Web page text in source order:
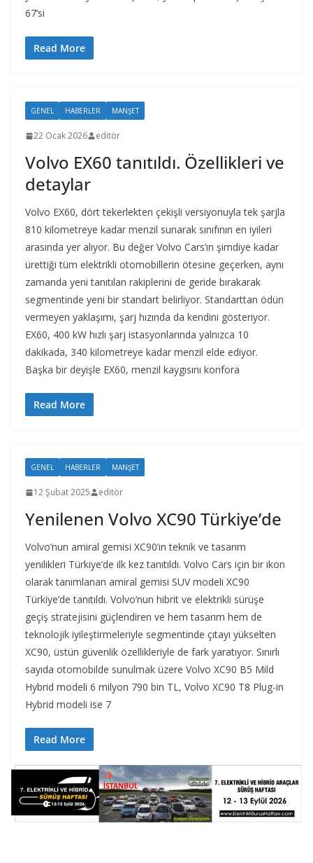
67’si
Read More
GENEL HABERLER MANŞET
22 Ocak 2026 editör
Volvo EX60 tanıtıldı. Özellikleri ve
detaylar
Volvo EX60, dört tekerlekten çekişli versiyonuyla tek şarjla
810 kilometreye kadar menzil sunarak sınıfının en iyileri
arasında yer alıyor. Bu değer Volvo Cars’ın şimdiye kadar
ürettiği tüm elektrikli otomobillerin ötesine geçerken, aynı
zamanda yeni tanıtılan rakiplerini de geride bırakarak
segmentinde yeni bir standart belirliyor. Standarttan ödün
vermeyen yaklaşımı, şarj hızında da kendini gösteriyor.
EX60, 400 kW hızlı şarj istasyonlarında yalnızca 10
dakikada, 340 kilometreye kadar menzil elde ediyor.
Başka bir deyişle EX60, menzil kaygısını konfora
Read More
GENEL HABERLER MANŞET
12 Şubat 2025 editör
Yenilenen Volvo XC90 Türkiye’de
Volvo’nun amiral gemisi XC90’ın teknik ve tasarım
yenilikleri Türkiye’de ilk kez tanıtıldı. Volvo Cars için bir ikon
olarak tanımlanan amiral gemisi SUV modeli XC90
Türkiye’de tanıtıldı. Volvo’nun hibrit ve elektrikli sürüşe
geçiş stratejisini güçlendiren ve hem tasarım hem de
teknolojik iyileştirmeleriyle segmentinde çıtayı yükselten
XC90, üstün güvenlik özellikleriyle de fark yaratıyor. Sınırlı
sayıda otomobilde sunulmak üzere Volvo XC90 B5 Mild
Hybrid modeli 6 milyon 790 bin TL, Volvo XC90 T8 Plug-in
Hybrid modeli ise 7
Read More